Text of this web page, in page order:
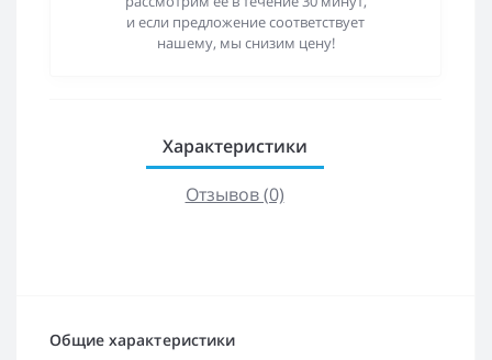
и если предложение соответствует
нашему, мы снизим цену!
Характеристики
Отзывов (0)
Общие характеристики